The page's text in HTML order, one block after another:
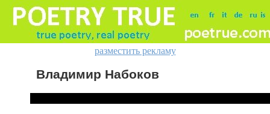
разместить рекламу
Владимир Набоков